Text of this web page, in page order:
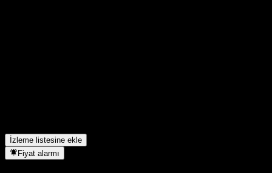
İzleme listesine ekle
Fiyat alarmı